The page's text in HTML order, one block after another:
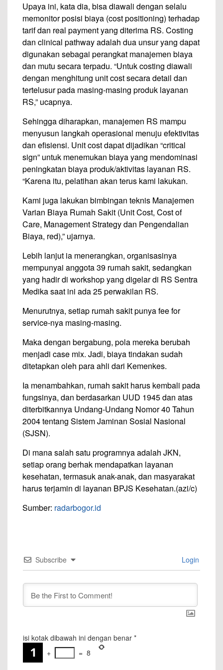
Upaya ini, kata dia, bisa diawali dengan selalu
memonitor posisi biaya (cost positioning) terhadap
tarif dan real payment yang diterima RS. Costing
dan clinical pathway adalah dua unsur yang dapat
digunakan sebagai perangkat manajemen biaya
dan mutu secara terpadu. “Untuk costing diawali
dengan menghitung unit cost secara detail dan
tertelusur pada masing-masing produk layanan
RS,” ucapnya.
Sehingga diharapkan, manaje­men RS mampu
menyusun langkah operasional menuju efektivitas
dan efisiensi. Unit cost dapat dijadikan “critical
sign” untuk menemukan biaya yang mendominasi
peningkatan biaya produk/aktivitas layanan RS.
“Karena itu, pelatihan akan terus kami lakukan.
Kami juga lakukan bimbingan teknis Manajemen
Varian Biaya Rumah Sakit (Unit Cost, Cost of
Care, Management Strategy dan Pengendalian
Biaya, red),” ujarnya.
Lebih lanjut ia menerangkan, organisasinya
mempunyai anggota 39 rumah sakit, seda­ngkan
yang hadir di workshop yang digelar di RS Sentra
Medika saat ini ada 25 perwakilan RS.
Menurutnya, setiap rumah sakit punya fee for
service-nya masing-masing.
Maka dengan bergabung, pola mereka berubah
menjadi case mix. Jadi, biaya tindakan sudah
ditetapkan oleh para ahli dari Kemenkes.
Ia menambahkan, rumah sakit harus kembali pada
fung­si­nya, dan berdasarkan UUD 1945 dan atas
diterbit­kannya Undang-Undang No­mor 40 Tahun
2004 tentang Sistem Jaminan Sosial Nasional
(SJSN).
Di mana salah satu program­nya adalah JKN,
setiap orang berhak mendapatkan layanan
keseha­tan, termasuk anak-anak, dan masyarakat
harus terja­min di layanan BPJS Kese­hatan.(azi/c)
Sumber: radarbogor.id
Subscribe Login
isi kotak dibawah ini dengan benar *
+
= 8